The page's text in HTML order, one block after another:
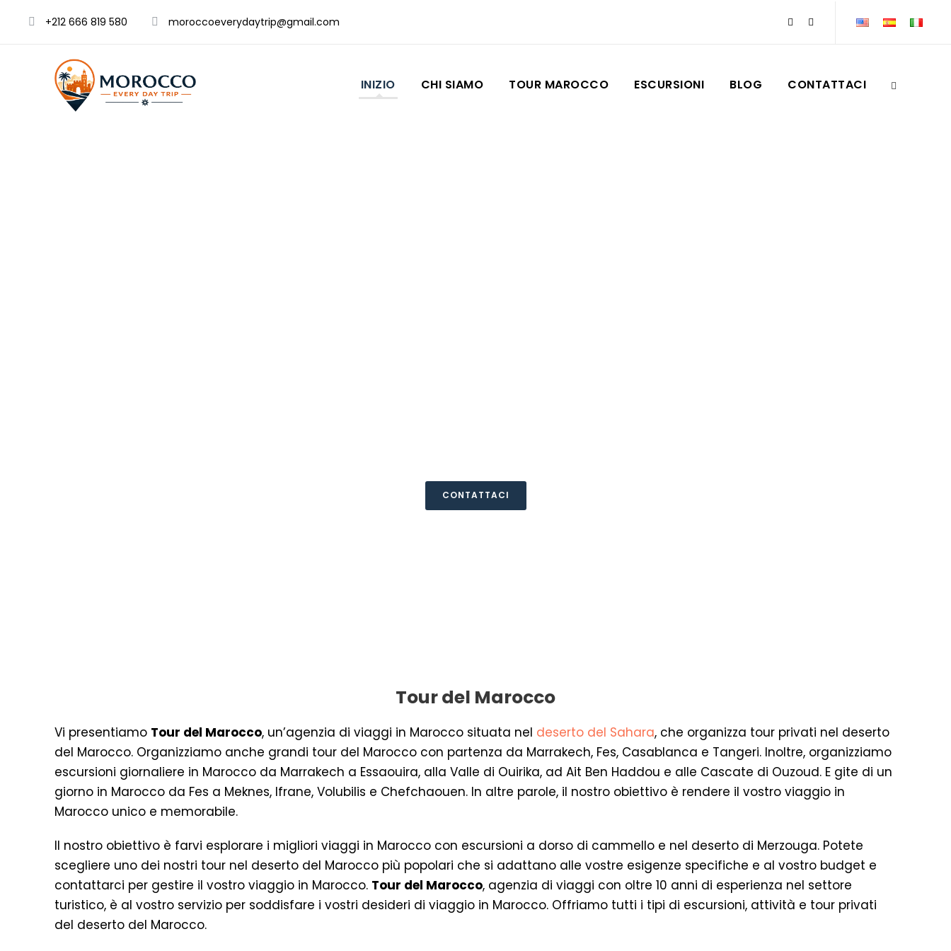
+212 666 819 580 moroccoeverydaytrip@gmail.com
INIZIO CHI SIAMO TOUR MAROCCO ESCURSIONI BLOG CONTATTACI
CONTATTACI
Tour del Marocco
Vi presentiamo Tour del Marocco, un’agenzia di viaggi in Marocco situata nel deserto del Sahara, che organizza tour privati nel deserto
del Marocco. Organizziamo anche grandi tour del Marocco con partenza da Marrakech, Fes, Casablanca e Tangeri. Inoltre, organizziamo
escursioni giornaliere in Marocco da Marrakech a Essaouira, alla Valle di Ouirika, ad Ait Ben Haddou e alle Cascate di Ouzoud. E gite di un
giorno in Marocco da Fes a Meknes, Ifrane, Volubilis e Chefchaouen. In altre parole, il nostro obiettivo è rendere il vostro viaggio in
Marocco unico e memorabile.
Il nostro obiettivo è farvi esplorare i migliori viaggi in Marocco con escursioni a dorso di cammello e nel deserto di Merzouga. Potete
scegliere uno dei nostri tour nel deserto del Marocco più popolari che si adattano alle vostre esigenze specifiche e al vostro budget e
contattarci per gestire il vostro viaggio in Marocco. Tour del Marocco, agenzia di viaggi con oltre 10 anni di esperienza nel settore
turistico, è al vostro servizio per soddisfare i vostri desideri di viaggio in Marocco. Offriamo tutti i tipi di escursioni, attività e tour privati
del deserto del Marocco.